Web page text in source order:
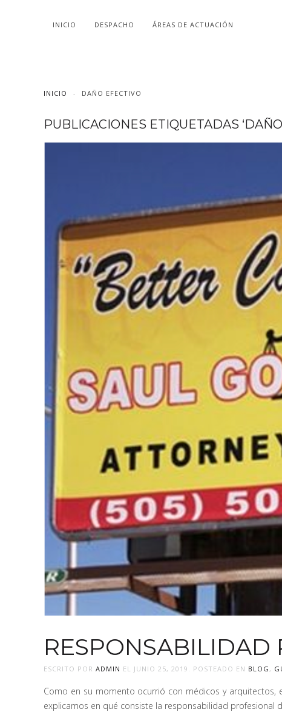
INICIO DESPACHO ÁREAS DE ACTUACIÓN
INICIO DAÑO EFECTIVO
PUBLICACIONES ETIQUETADAS
RESPONSABILIDAD
ESCRITO POR ADMIN EL JUNIO 25, 2019 . POSTEADO EN BLOG ,
Como en su momento ocurrió con médicos y arquitectos,
explicamos en qué consiste la responsabilidad profesional